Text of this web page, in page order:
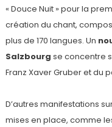
« Douce Nuit » pour la
création du chant,
plus de 170 langues. Un
Salzbourg se concentre
Franz Xaver Gruber et du
D’autres manifestations
mises en place, comme